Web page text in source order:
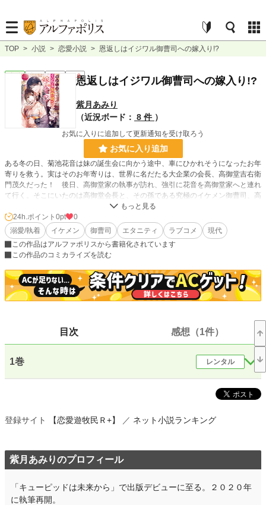
TOP > 小説 > 恋愛小説 > 恩返しはイジワル御曹司への嫁入り!?
完結 長編 R18恩返しはイジワル御曹司への嫁入り!?
紫月あみり
（近況ボード： 8 件 ）
お気に入りに追加して更新通知を受け取ろう
お気に入り追加
ある冬の日、菊池花音は妹の誕生会に向かう途中、車にひかれそうになったお年
寄りを救う。実はそのお年寄りは、世界に名だたる大企業の会長、高御堂吉右衛
門茂久だった！ 後日、高御堂家の執事が訪れ、強引に花音を高御堂家へと連れ
て行く。そこにいたのは高御堂会長と、その孫である究極のイケメン御曹司、高
御堂英之。驚く花音に、会長は「命の恩返しに、嫁として、そなたを高御堂家に
迎えよう」と、 英之との結婚を迫ってきた！ そんな恩返しはいらないと断る
が、何故か英之は花音に執着してきて…!? イケメン御曹司に溺愛執着される、
めくるめくラブデイズ！
恋愛 66,375 位 / 66,375 件
文字数(レンタル含む) 146,724
更新日時
月間ポイント 56 pt (77,878 位)
年間ポイント 980 pt (85,009 位)
累計ポイント 988,023 pt (5,871 位)
24h.ポイント 0pt
0
溺愛/執着
イケメン 御曹司 エタニティ ラブコメ
現代
この作品はアルファポリスから書籍化されています
この作品のコミカライズを読む
目次 感想（1件）
1巻 レンタル
登録サイト 【恋愛遊牧民Ｒ+】 ／ ネット小説ランキング
紫月あみりのプロフィール
「キューピッドは未来から」で出版デビューに至る。２０２０年
に執筆再開。